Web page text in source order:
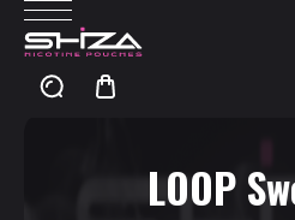
LOOP